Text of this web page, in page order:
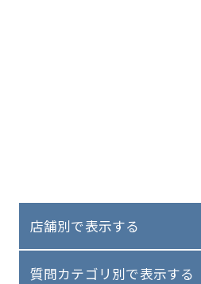
店舗別で表示する
質問カテゴリ別で表示する